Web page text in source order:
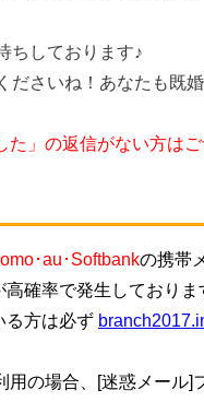
ちしております♪
ださいね！あなたも既
」の返信がない方は
･au･Softbankの携帯
確率で発生しておりま
る方は必ず
用の場合、[迷惑メール]